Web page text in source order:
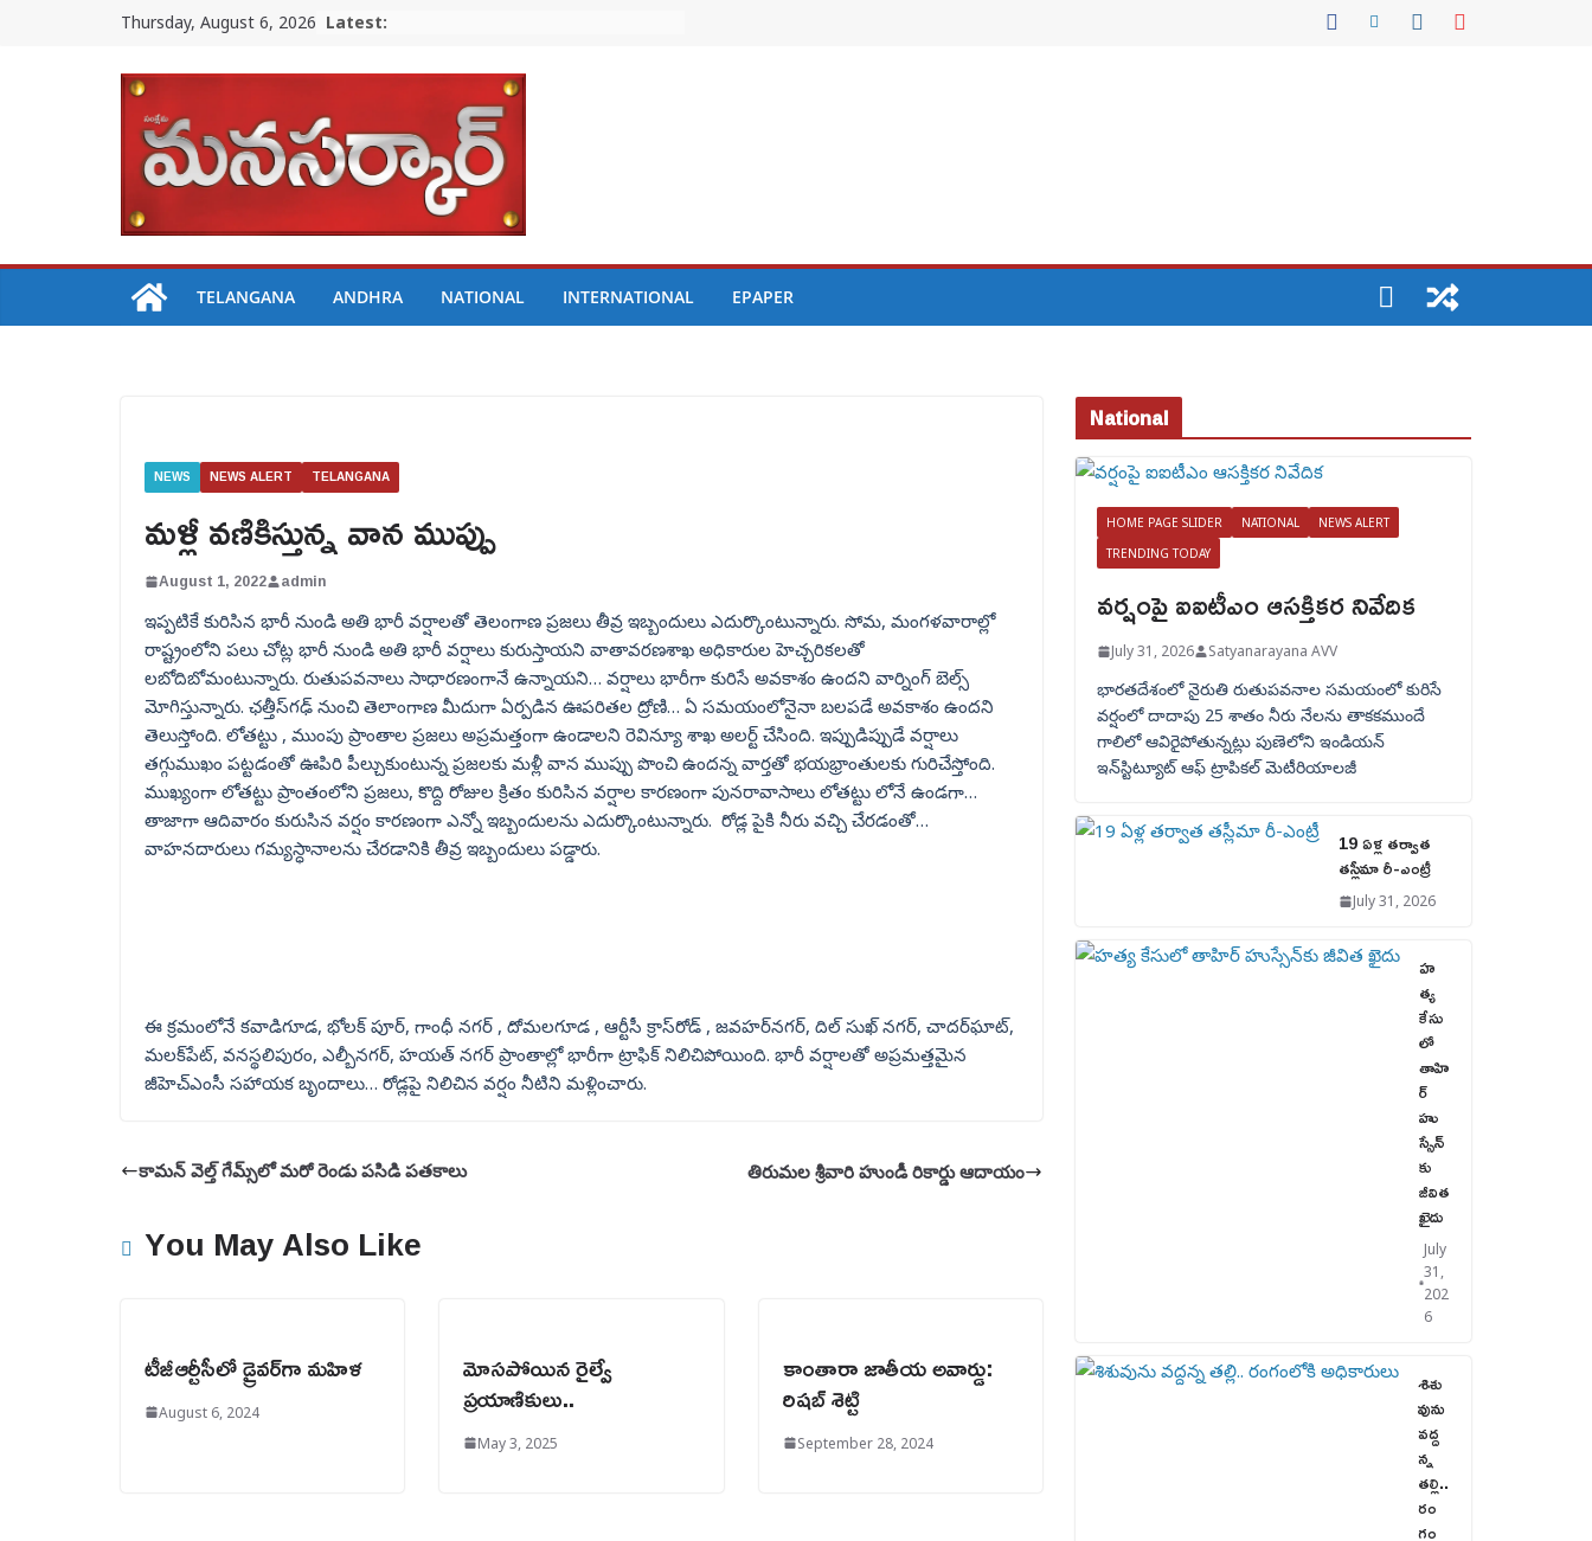
Thursday, August 6, 2026 Latest:
TELANGANA ANDHRA NATIONAL INTERNATIONAL EPAPER
NEWS NEWS ALERT TELANGANA
మళ్లీ వణికిస్తున్న వాన ముప్పు
August 1, 2022 admin
ఇప్పటికే కురిసిన భారీ నుండి అతి భారీ వర్షాలతో తెలంగాణ ప్రజలు తీవ్ర ఇబ్బందులు ఎదుర్కొంటున్నారు. సోమ, మంగళవారాల్లో
రాష్ట్రంలోని పలు చోట్ల భారీ నుండి అతి భారీ వర్షాలు కురుస్తాయని వాతావరణశాఖ అధికారుల హెచ్చరికలతో
లబోదిబోమంటున్నారు. రుతుపవనాలు సాధారణంగానే ఉన్నాయని… వర్షాలు భారీగా కురిసే అవకాశం ఉందని వార్నింగ్ బెల్స్
మోగిస్తున్నారు. ఛత్తీస్‌గఢ్ నుంచి తెలాంగాణ మీదుగా ఏర్పడిన ఊపరితల ద్రోణి… ఏ సమయంలోనైనా బలపడే అవకాశం ఉందని
తెలుస్తోంది. లోతట్టు , ముంపు ప్రాంతాల ప్రజలు అప్రమత్తంగా ఉండాలని రెవిన్యూ శాఖ అలర్ట్ చేసింది. ఇప్పుడిప్పుడే వర్షాలు
తగ్గుముఖం పట్టడంతో ఊపిరి పీల్చుకుంటున్న ప్రజలకు మళ్లీ వాన ముప్పు పొంచి ఉందన్న వార్తతో భయభ్రాంతులకు గురిచేస్తోంది.
ముఖ్యంగా లోతట్టు ప్రాంతంలోని ప్రజలు, కొద్ది రోజుల క్రితం కురిసిన వర్షాల కారణంగా పునరావాసాలు లోతట్టు లోనే ఉండగా…
తాజాగా ఆదివారం కురుసిన వర్షం కారణంగా ఎన్నో ఇబ్బందులను ఎదుర్కొంటున్నారు. రోడ్ల పైకి నీరు వచ్చి చేరడంతో…
వాహనదారులు గమ్యస్ధానాలను చేరడానికి తీవ్ర ఇబ్బందులు పడ్డారు.
ఈ క్రమంలోనే కవాడిగూడ, భోలక్ పూర్, గాంధీ నగర్ , దోమలగూడ , ఆర్టీసీ క్రాస్‌రోడ్ , జవహర్‌నగర్, దిల్ సుఖ్ నగర్, చాదర్‌ఘాట్,
మలక్‌పేట్, వనస్థలిపురం, ఎల్బీనగర్, హయత్‌ నగర్ ప్రాంతాల్లో భారీగా ట్రాఫిక్ నిలిచిపోయింది. భారీ వర్షాలతో అప్రమత్తమైన
జీహెచ్‌ఎంసీ సహాయక బృందాలు… రోడ్లపై నిలిచిన వర్షం నీటిని మళ్లించారు.
కామన్ వెల్త్ గేమ్స్‌లో మరో రెండు పసిడి పతకాలు తిరుమల శ్రీవారి హుండీ రికార్డు ఆదాయం
You May Also Like
టీజీఆర్టీసీలో డ్రైవర్‌గా మహిళ
August 6, 2024
మోసపోయిన రైల్వే
ప్రయాణికులు..
May 3, 2025
కాంతారా జాతీయ అవార్డు:
రిషబ్ శెట్టి
September 28, 2024
National
HOME PAGE SLIDER NATIONAL
NEWS ALERT
TRENDING TODAY
వర్షంపై ఐఐటీఎం ఆసక్తికర నివేదిక
July 31, 2026 Satyanarayana AVV
భారతదేశంలో నైరుతి రుతుపవనాల సమయంలో కురిసే
వర్షంలో దాదాపు 25 శాతం నీరు నేలను తాకకముందే
గాలిలో ఆవిరైపోతున్నట్లు పుణెలోని ఇండియన్
ఇన్‌స్టిట్యూట్ ఆఫ్ ట్రాపికల్ మెటీరియాలజీ
19 ఏళ్ల తర్వాత
తస్లీమా రీ-ఎంట్రీ
July 31, 2026
హ
త్య
కేసు
లో
తాహి
ర్
హు
స్సేన్‌
కు
జీవిత
ఖైదు
July
31,
202
6
శిశు
వును
వద్ద
న్న
తల్లి..
రం
గం